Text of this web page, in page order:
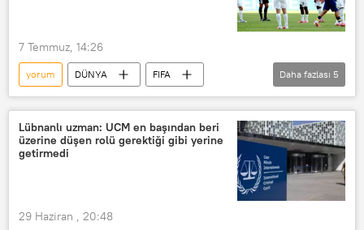
7 Temmuz, 14:26
yorum DÜNYA
FIFA
kırmızı kart
uzman
Sputnik
Cristiano Ronaldo
ABD
Daha fazlası 5
Lübnanlı uzman: UCM en başından beri
üzerine düşen rolü gerektiği gibi yerine
getirmedi
29 Haziran , 20:48